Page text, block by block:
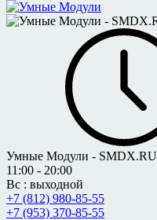
Умные Модули - SMDX.RU
11:00 - 20:00
Вс : выходной
+7 (812) 980-85-55
+7 (953) 370-85-55